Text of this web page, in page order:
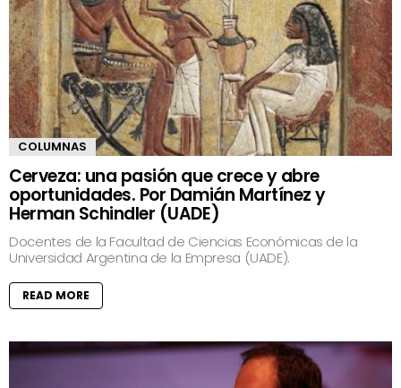
COLUMNAS
Cerveza: una pasión que crece y abre
oportunidades. Por Damián Martínez y
Herman Schindler (UADE)
Docentes de la Facultad de Ciencias Económicas de la
Universidad Argentina de la Empresa (UADE).
READ MORE